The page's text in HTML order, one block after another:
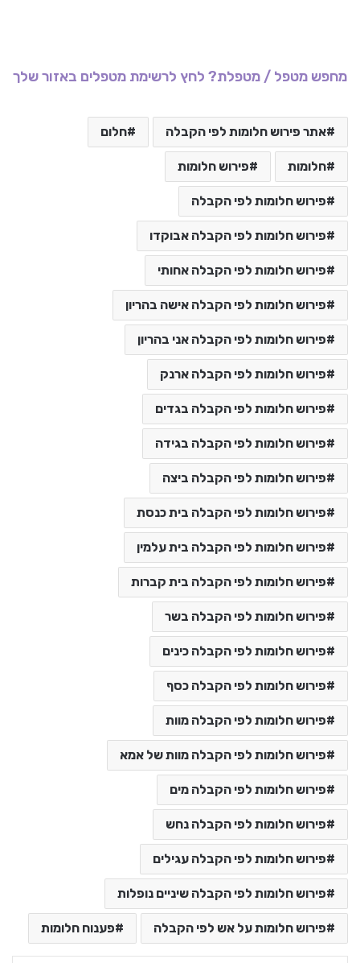
מחפש מטפל / מטפלת? לחץ לרשימת מטפלים באזור שלך
אתר פירוש חלומות לפי הקבלה חלום
חלומות פירוש חלומות
פירוש חלומות לפי הקבלה
פירוש חלומות לפי הקבלה אבוקדו
פירוש חלומות לפי הקבלה אחותי
פירוש חלומות לפי הקבלה אישה בהריון
פירוש חלומות לפי הקבלה אני בהריון
פירוש חלומות לפי הקבלה ארנק
פירוש חלומות לפי הקבלה בגדים
פירוש חלומות לפי הקבלה בגידה
פירוש חלומות לפי הקבלה ביצה
פירוש חלומות לפי הקבלה בית כנסת
פירוש חלומות לפי הקבלה בית עלמין
פירוש חלומות לפי הקבלה בית קברות
פירוש חלומות לפי הקבלה בשר
פירוש חלומות לפי הקבלה כינים
פירוש חלומות לפי הקבלה כסף
פירוש חלומות לפי הקבלה מוות
פירוש חלומות לפי הקבלה מוות של אמא
פירוש חלומות לפי הקבלה מים
פירוש חלומות לפי הקבלה נחש
פירוש חלומות לפי הקבלה עגילים
פירוש חלומות לפי הקבלה שיניים נופלות
פירוש חלומות על אש לפי הקבלה פענוח חלומות